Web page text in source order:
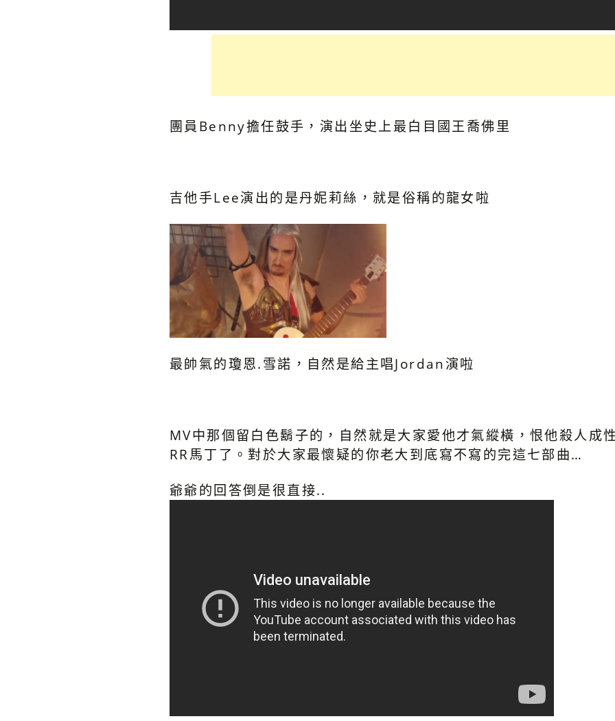
團員Benny擔任鼓手，演出坐史上最白目國王喬佛里
吉他手Lee演出的是丹妮莉絲，就是俗稱的龍女啦
最帥氣的瓊恩.雪諾，自然是給主唱Jordan演啦
MV中那個留白色鬍子的，自然就是大家愛他才氣縱橫，恨他殺人成
RR馬丁了。對於大家最懷疑的你老大到底寫不寫的完這七部曲…
爺爺的回答倒是很直接..